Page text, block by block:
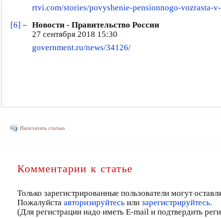
rtvi.com/stories/povyshenie-pensionnogo-vozrasta-
[6] – Новости - Правительство России
27 сентября 2018 15:30
government.ru/news/34126/
Напечатать статью
Комментарии к статье
Только зарегистрированные пользователи могут
Пожалуйста авторизируйтесьили зарегистрируйтесь.
(Для регистрации надо иметь E-mail и подтвердить